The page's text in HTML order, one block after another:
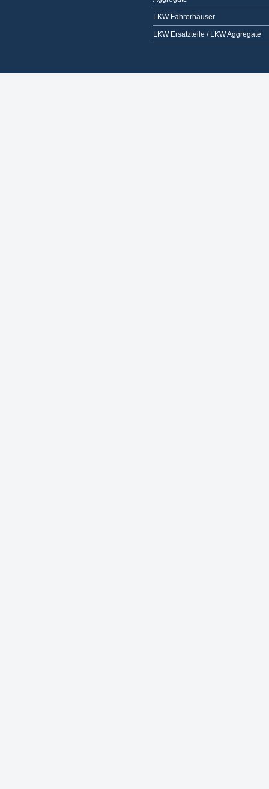
LKW Fahrerhäuser
LKW Ersatzteile / LKW Aggregate